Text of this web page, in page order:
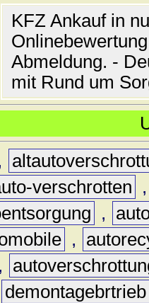
KFZ Ankauf in
Abmeldung. -
mit Rund um
verschrotten
,
,
,
demontagebrtrieb